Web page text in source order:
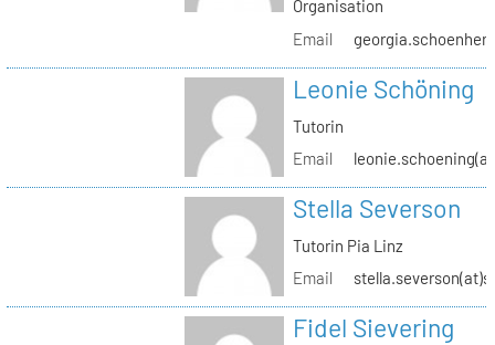
Organisation
Email
Leonie Schöning
Tutorin
Email
Stella Severson
Tutorin Pia Linz
Email
Fidel Sievering